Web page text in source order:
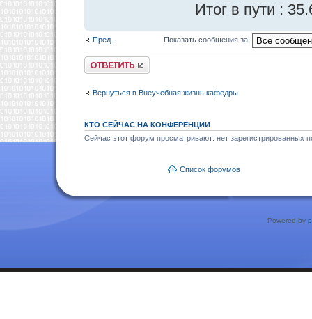
Итог в пути :
Пред. Показать сообщения за:
Ответить
Вернуться в Внеучебная жизнь кафедры
КТО СЕЙЧАС НА КОНФЕРЕНЦИИ
Сейчас этот форум просматривают: нет зарегистрированных
Список форумов
Powered by